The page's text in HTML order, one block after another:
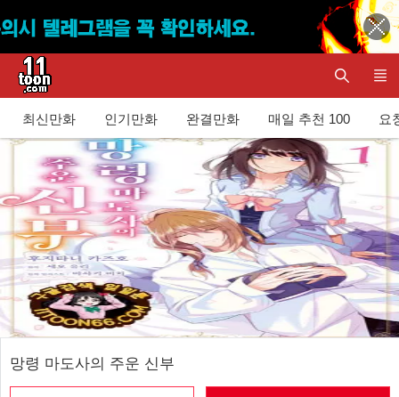
최신만화 인기만화 완결만화 매일 추천 100 요
망령 마도사의 주운 신부